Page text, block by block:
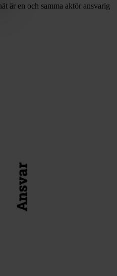
är en och samma aktör ansvarig